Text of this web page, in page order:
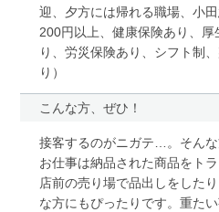
迎、夕方には帰れる職場、小
200円以上、健康保険あり、
り、労災保険あり、シフト制
り）
こんな方、ぜひ！
接客するのがニガテ…。そん
お仕事は納品された商品をト
店前の売り場で品出しをした
な方にもぴったりです。重た